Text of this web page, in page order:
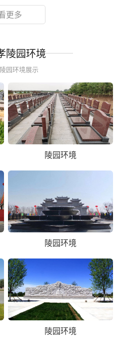
更多
陵园环境
园环境展示
陵园环境
陵园环境
陵园环境